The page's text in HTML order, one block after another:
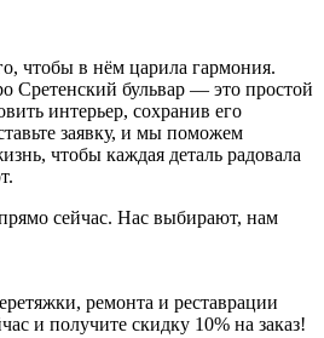
чтобы в нём царила гармония.
Сретенский бульвар — это простой
интерьер, сохранив его
заявку, и мы поможем
чтобы каждая деталь радовала
сейчас. Нас выбирают, нам
ремонта и реставрации
и получите скидку 10% на заказ!